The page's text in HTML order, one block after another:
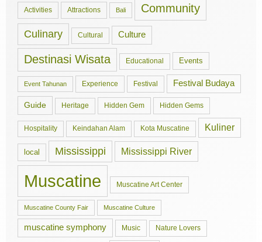
Activities Attractions Bali Community
Culinary Cultural Culture
Destinasi Wisata Educational Events
Event Tahunan Experience Festival Festival Budaya
Guide Heritage Hidden Gem Hidden Gems
Hospitality Keindahan Alam Kota Muscatine Kuliner
local Mississippi Mississippi River
Muscatine Muscatine Art Center
Muscatine County Fair Muscatine Culture
muscatine symphony Music Nature Lovers